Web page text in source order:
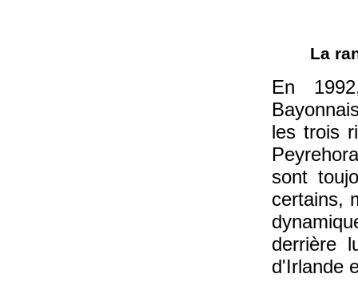
La
En
les trois
sont
certains,
derrière
d'Irlande